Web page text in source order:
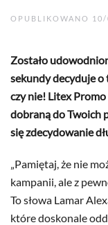
OPUBLIKOWANO
Zostało
sekundy decyduje o
czy nie! Litex
dobraną do Twoich
się zdecydowanie
„Pamiętaj, że nie
kampanii, ale z
To słowa Lamar
które doskonale